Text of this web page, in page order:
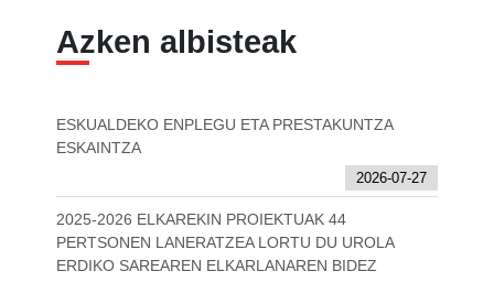
Azken albisteak
ESKUALDEKO ENPLEGU ETA PRESTAKUNTZA
ESKAINTZA
2026-07-27
2025-2026 ELKAREKIN PROIEKTUAK 44
PERTSONEN LANERATZEA LORTU DU UROLA
ERDIKO SAREAREN ELKARLANAREN BIDEZ